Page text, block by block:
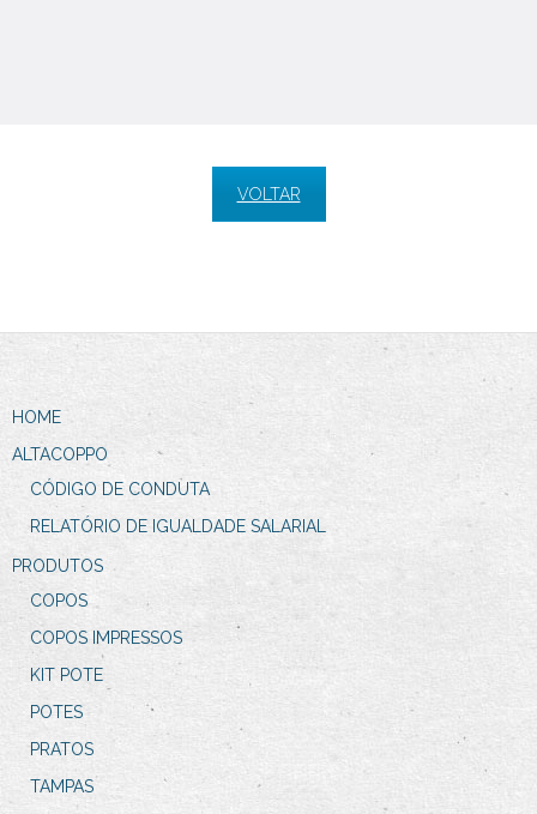
VOLTAR
HOME
ALTACOPPO
CÓDIGO DE CONDUTA
RELATÓRIO DE IGUALDADE SALARIAL
PRODUTOS
COPOS
COPOS IMPRESSOS
KIT POTE
POTES
PRATOS
TAMPAS